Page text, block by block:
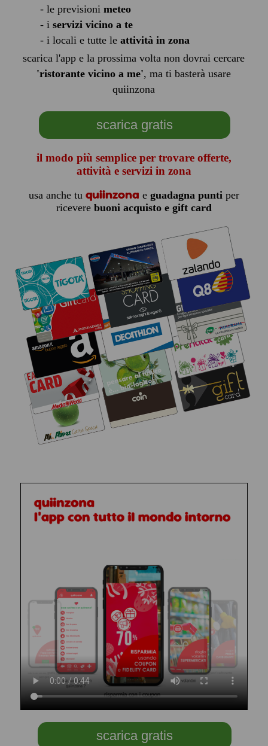
- le previsioni meteo
- i servizi vicino a te
- i locali e tutte le attività in zona
scarica l'app e la prossima volta non dovrai cercare
'ristorante vicino a me', ma ti basterà usare
quiinzona
scarica gratis
il modo più semplice per trovare offerte,
attività e servizi in zona
usa anche tu quiinzona e guadagna puntiper
ricevere buoni acquisto e gift card
scarica gratis